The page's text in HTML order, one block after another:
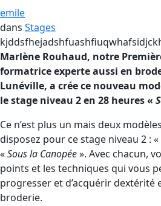
emile
dans Stages
Marlène Rouhaud, notre
formatrice experte aussi en
Lunéville, a crée ce nouveau
le stage niveau 2 en 28 heures «
Ce n’est plus un mais deux
disposez pour ce stage niveau 2 : «
«Sous la Canopée». Avec chacun,
points et les techniques qui vous
progresser et d’acquérir dextérité
broderie.